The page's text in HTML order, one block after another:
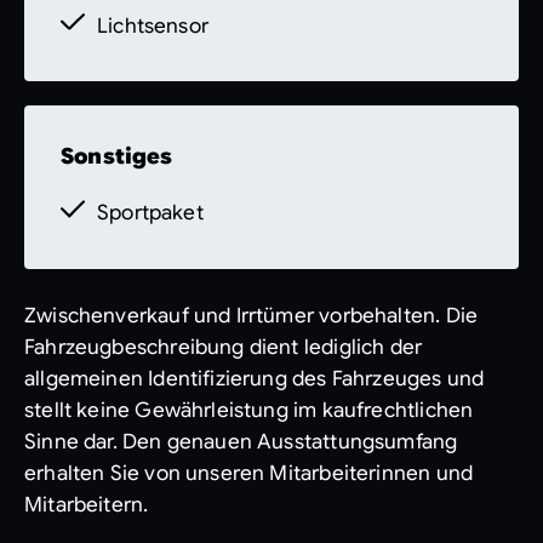
FANFARE
500 Außenspiegel elektrisch
RQS 45,7 cm (18,) AMG
502 3 Jahre kostenfreie Navigations-
Updates für Kartendaten
986 Identifikationsschild mit VIN-
Nummer
504 Geschwindigkeitslimit-Assistent
L5C Multifunktions-Sportlenkrad in
Leder Nappa
Lichtsensor
Sonstiges
Sportpaket
Zwischenverkauf und Irrtümer vorbehalten. Die
Fahrzeugbeschreibung dient lediglich der
allgemeinen Identifizierung des Fahrzeuges und
stellt keine Gewährleistung im kaufrechtlichen
Sinne dar. Den genauen Ausstattungsumfang
erhalten Sie von unseren Mitarbeiterinnen und
Mitarbeitern.